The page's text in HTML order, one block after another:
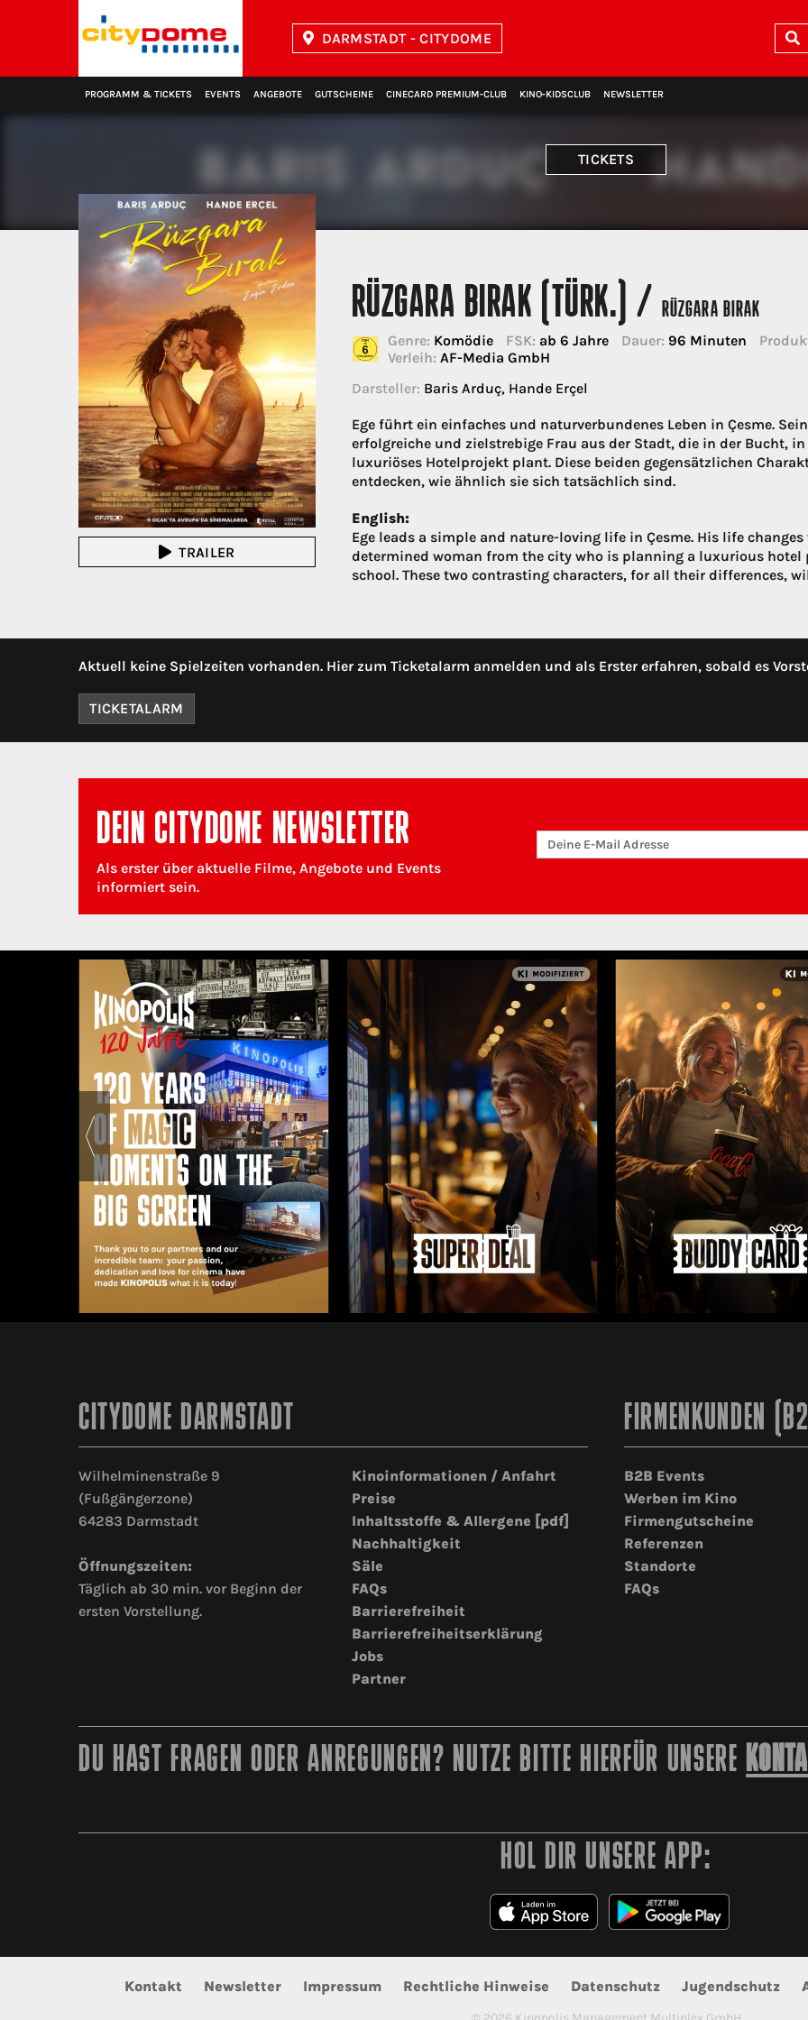
DARMSTADT - CITYDOME
PROGRAMM & TICKETS EVENTS ANGEBOTE GUTSCHEINE CINECARD PREMIUM‑CLUB KINO‑KIDSCLUB NEWSLETTER
TICKETS
TRAILER
RÜZGARA BIRAK (TÜRK.) /RÜZGARA BIRAK
Genre: Komödie FSK: ab 6 Jahre Dauer: 96 Minuten
Verleih: AF-Media GmbH
Darsteller: Baris Arduç, Hande Erçel
Ege führt ein einfaches und naturverbundenes Leben in Çesme.
erfolgreiche und zielstrebige Frau aus der Stadt, die in der Bucht,
luxuriöses Hotelprojekt plant. Diese beiden gegensätzlichen
entdecken, wie ähnlich sie sich tatsächlich sind.
English:
Ege leads a simple and nature-loving life in Çesme. His life
determined woman from the city who is planning a luxurious hotel
school. These two contrasting characters, for all their differences,
Aktuell keine Spielzeiten vorhanden. Hier zum Ticketalarm anmelden und als Erster erfahren, sobald es
TICKETALARM
DEIN CITYDOME NEWSLETTER
Als erster über aktuelle Filme, Angebote und Events
informiert sein.
CITYDOME DARMSTADT
Wilhelminenstraße 9
(Fußgängerzone)
64283 Darmstadt
Öffnungszeiten:
Täglich ab 30 min. vor Beginn der
ersten Vorstellung.
Kinoinformationen / Anfahrt
Preise
Inhaltsstoffe & Allergene [pdf]
Nachhaltigkeit
Säle
FAQs
Barrierefreiheit
Barrierefreiheitserklärung
Jobs
Partner
FIRMENKUNDEN
B2B Events
Werben im Kino
Firmengutscheine
Referenzen
Standorte
FAQs
DU HAST FRAGEN ODER ANREGUNGEN? NUTZE BITTE HIERFÜR UNSERE
HOL DIR UNSERE APP:
Kontakt Newsletter Impressum Rechtliche Hinweise Datenschutz Jugendschutz